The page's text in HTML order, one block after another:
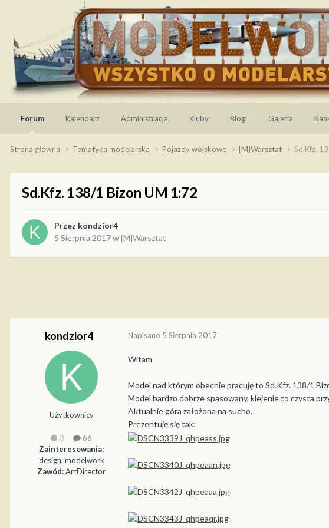
Forum Kalendarz Administracja Kluby Blogi Galeria
Strona główna Tematyka modelarska Pojazdy wojskowe [M]Warsztat Sd.Kfz.
Sd.Kfz. 138/1 Bizon UM 1:72
Przez kondzior4
5 Sierpnia 2017w[M]Warsztat
kondzior4
Użytkownicy
0
66
Zainteresowania:
design, modelwork
Zawód:ArtDirector
Napisano 5 Sierpnia 2017
Witam
Model nad którym obecnie pracuję to Sd.Kfz. 138/1
Model bardzo dobrze spasowany, klejenie to czysta
Aktualnie góra założona na sucho.
Prezentuję się tak: